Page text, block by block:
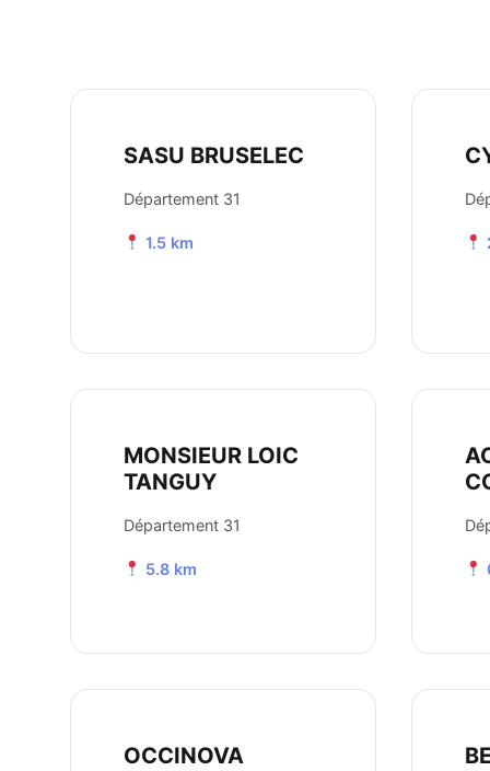
SASU BRUSELEC
Département 31
1.5 km
MONSIEUR LOIC
TANGUY
Département 31
5.8 km
OCCINOVA